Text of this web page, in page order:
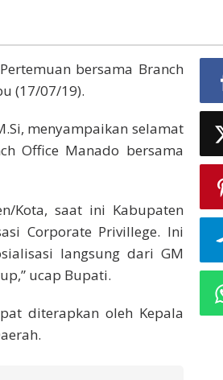
bersama Branch
(17/07/19).
menyampaikan selamat
Office Manado bersama
Kota, saat ini Kabupaten
Corporate Privillege. Ini
langsung dari GM
ucap Bupati.
diterapkan oleh Kepala